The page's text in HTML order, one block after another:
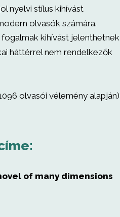
nyelvi stílus kihívást
olvasók számára.
kihívást jelenthetnek
háttérrel nem rendelkezők
olvasói vélemény alapján)
of many dimensions